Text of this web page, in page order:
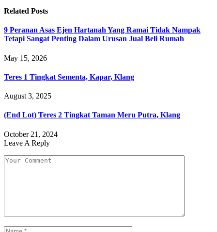
Related Posts
9 Peranan Asas Ejen Hartanah Yang Ramai Tidak Nampak
Tetapi Sangat Penting Dalam Urusan Jual Beli Rumah
May 15, 2026
Teres 1 Tingkat Sementa, Kapar, Klang
August 3, 2025
(End Lot) Teres 2 Tingkat Taman Meru Putra, Klang
October 21, 2024
Leave A Reply